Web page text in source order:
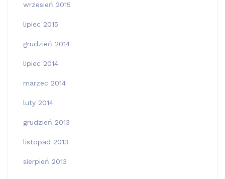
wrzesień 2015
lipiec 2015
grudzień 2014
lipiec 2014
marzec 2014
luty 2014
grudzień 2013
listopad 2013
sierpień 2013